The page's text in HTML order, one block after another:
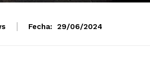
Fecha: 29/06/2024